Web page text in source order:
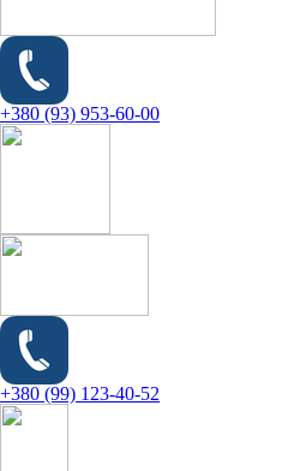
+380 (93) 953-60-00
+380 (99) 123-40-52